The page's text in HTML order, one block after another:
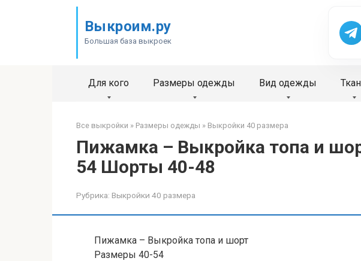
Выкроим.ру
Большая база выкроек
Для кого Размеры одежды Вид одежды
Все выкройки » Размеры одежды » Выкройки 40 размера
Пижамка – Выкройка топа и
54 Шорты 40-48
Рубрика: Выкройки 40 размера
Пижамка – Выкройка топа и шорт
Размеры 40-54